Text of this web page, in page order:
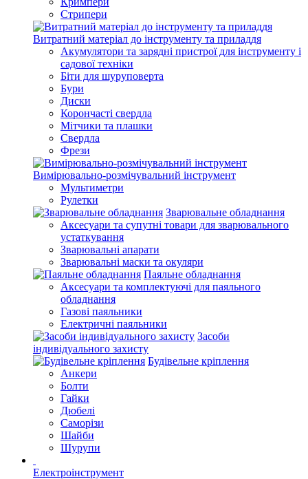
Стрипери
Витратний матеріал до інструменту та приладдя
Акумулятори та зарядні пристрої для інструменту і
садової техніки
Біти для шуруповерта
Бури
Диски
Корончасті свердла
Мітчики та плашки
Свердла
Фрези
Вимірювально-розмічувальний інструмент
Мультиметри
Рулетки
Зварювальне обладнання
Аксесуари та супутні товари для зварювального
устаткування
Зварювальні апарати
Зварювальні маски та окуляри
Паяльне обладнання
Аксесуари та комплектуючі для паяльного
обладнання
Газові паяльники
Електричні паяльники
Засоби
індивідуального захисту
Будівельне кріплення
Анкери
Болти
Гайки
Дюбелі
Саморізи
Шайби
Шурупи
Електроінструмент